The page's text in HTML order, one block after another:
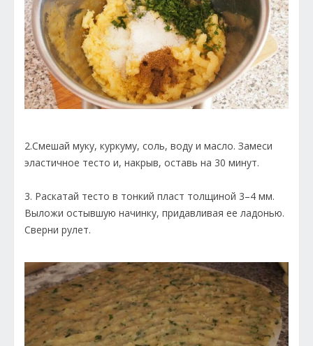
2.Смешай муку, куркуму, соль, воду и масло. Замеси
эластичное тесто и, накрыв, оставь на 30 минут.
3. Раскатай тесто в тонкий пласт толщиной 3–4 мм.
Выложи остывшую начинку, придавливая ее ладонью.
Сверни рулет.